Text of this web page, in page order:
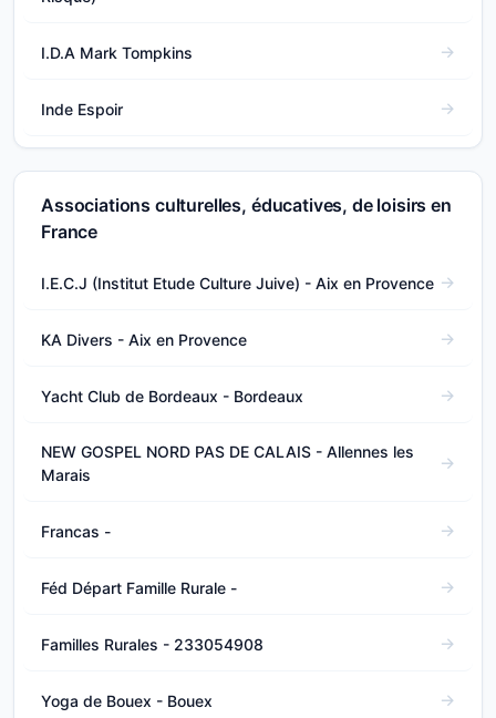
I.D.A Mark Tompkins
Inde Espoir
Associations culturelles, éducatives, de loisirs en
France
I.E.C.J (Institut Etude Culture Juive) - Aix en Provence
KA Divers - Aix en Provence
Yacht Club de Bordeaux - Bordeaux
NEW GOSPEL NORD PAS DE CALAIS - Allennes les
Marais
Francas -
Féd Départ Famille Rurale -
Familles Rurales - 233054908
Yoga de Bouex - Bouex